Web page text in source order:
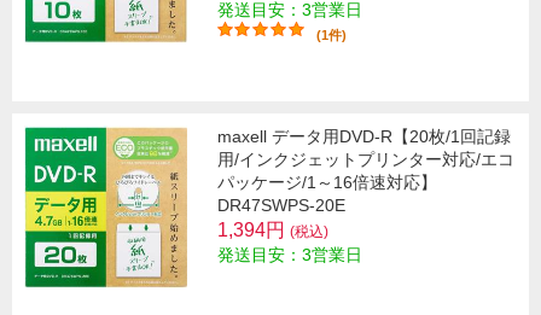
発送目安：3営業日
(1件)
maxell データ用DVD-R【20枚/1回記録
用/インクジェットプリンター対応/エコ
パッケージ/1～16倍速対応】
DR47SWPS-20E
1,394円 (税込)
発送目安：3営業日